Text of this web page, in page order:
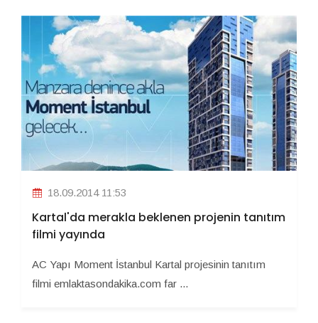
18.09.2014 11:53
Kartal'da merakla beklenen projenin tanıtım
filmi yayında
AC Yapı Moment İstanbul Kartal projesinin tanıtım
filmi emlaktasondakika.com far ...